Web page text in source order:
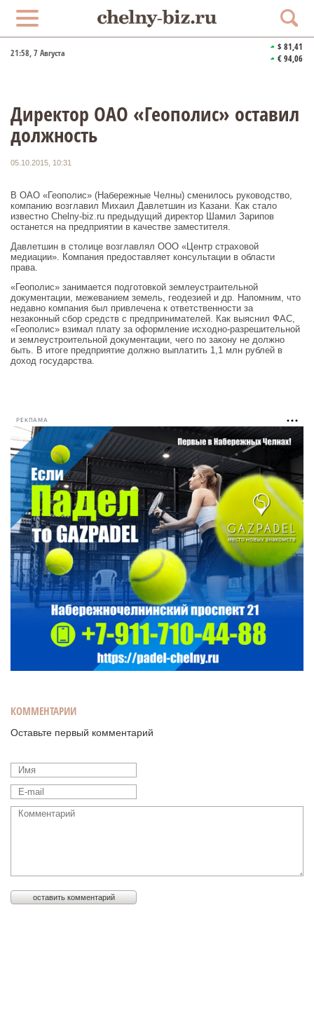
21:58, 7 Августа
$ 81,41
€ 94,06
Директор ОАО «Геополис» оставил
должность
05.10.2015, 10:31
В ОАО «Геополис» (Набережные Челны) сменилось руководство,
компанию возглавил Михаил Давлетшин из Казани. Как стало
известно Chelny-biz.ru предыдущий директор Шамил Зарипов
останется на предприятии в качестве заместителя.
Давлетшин в столице возглавлял ООО «Центр страховой
медиации». Компания предоставляет консультации в области
права.
«Геополис» занимается подготовкой землеустраительной
документации, межеванием земель, геодезией и др. Напомним, что
недавно компания был привлечена к ответственности за
незаконный сбор средств с предпринимателей. Как выяснил ФАС,
«Геополис» взимал плату за оформление исходно-разрешительной
и землеустроительной документации, чего по закону не должно
быть. В итоге предприятие должно выплатить 1,1 млн рублей в
доход государства.
РЕКЛАМА
КОММЕНТАРИИ
Оставьте первый комментарий